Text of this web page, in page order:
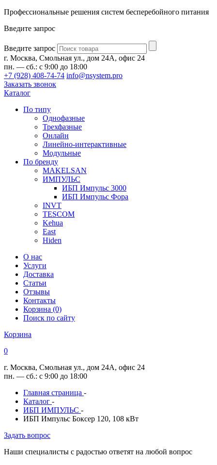
Профессиональные решения систем бесперебойного питания
Введите запрос
Введите запрос
г. Москва, Смольная ул., дом 24А, офис 24
пн. — сб.: с 9:00 до 18:00
+7 (928) 408-74-74 info@nsystem.pro
Заказать звонок
Каталог
По типу
Однофазные
Трехфазные
Онлайн
Линейно-интерактивные
Модульные
По бренду
MAKELSAN
ИМПУЛЬС
ИБП Импульс 3000
ИБП Импульс Фора
INVT
TESCOM
Kehua
East
Hiden
О нас
Услуги
Доставка
Статьи
Отзывы
Контакты
Корзина (0)
Поиск по сайту
Корзина
0
г. Москва, Смольная ул., дом 24А, офис 24
пн. — сб.: с 9:00 до 18:00
Главная страница -
Каталог -
ИБП ИМПУЛЬС -
ИБП Импульс Боксер 120, 108 кВт
Задать вопрос
Наши специалисты с радостью ответят на любой вопрос